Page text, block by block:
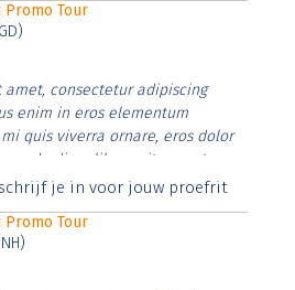
Promo Tour
consectetur adipiscing
enim in eros elementum
quis viverra ornare, eros dolor
diam libero vitae erat.
et justo cursus id rutrum lorem
je in voor jouw proefrit
Promo Tour